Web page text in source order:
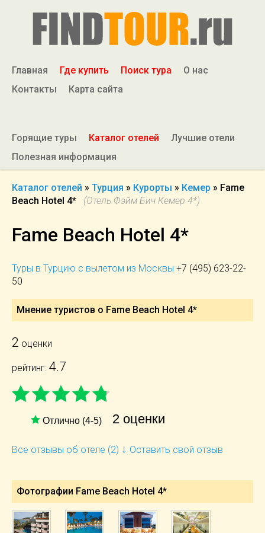
Главная Где купить Поиск тура
О нас
Контакты
Карта сайта
Горящие туры Каталог отелей
Лучшие отели
Полезная информация
Каталог отелей » Турция » Курорты » Кемер » Fame
Beach Hotel 4*
(Отель Фэйм Бич Кемер 4*)
Fame Beach Hotel 4*
Туры в Турцию с вылетом из Москвы +7 (495) 623-22-
50
Мнение туристов о Fame Beach Hotel 4*
2 оценки
рейтинг: 4.7
Отлично (4-5) 2 оценки
Все отзывы об отеле (2) ↓ Оставить свой отзыв
Фотографии Fame Beach Hotel 4*